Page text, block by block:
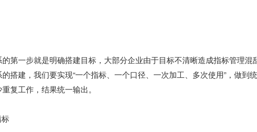
第一步就是明确搭建目标，大部分企业由于目标不清晰造成指标管理混
搭建，我们要实现“一个指标、一个口径、一次加工、多次使用”，做到
复工作，结果统一输出。